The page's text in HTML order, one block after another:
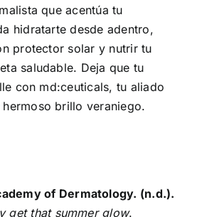
que acentúa tu
hidratarte desde adentro,
protector solar y nutrir tu
saludable. Deja que tu
con md:ceuticals, tu aliado
brillo veraniego.
of Dermatology. (n.d.).
get that summer glow.